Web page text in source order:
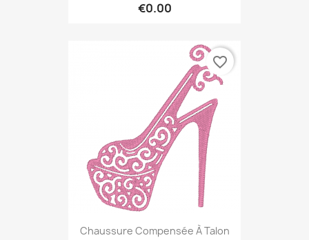
€0.00
Chaussure Compensée À Talon
favorite_border